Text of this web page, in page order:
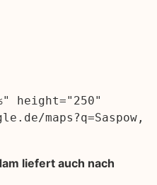
height="250"
maps?q=Saspow,
liefert auch nach